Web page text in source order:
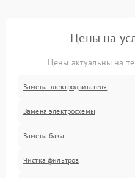
Цены на
Цены актуальны на
Замена электродвигателя
Замена электросхемы
Замена бака
Чистка фильтров